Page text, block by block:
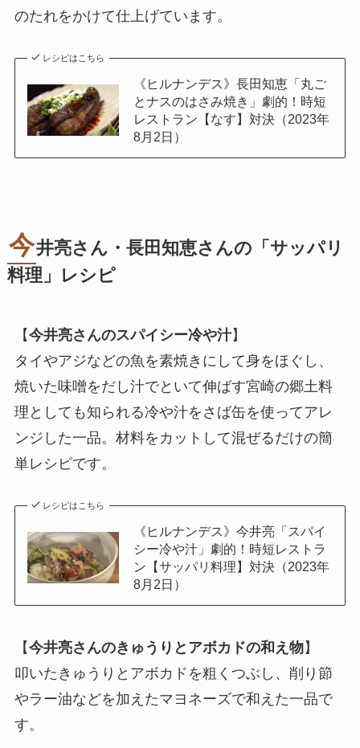
のたれをかけて仕上げています。
レシピはこちら
《ヒルナンデス》長田知恵「丸ご
とナスのはさみ焼き」劇的！時短
レストラン【なす】対決（2023年
8月2日）
今井亮さん・長田知恵さんの「サッパリ
料理」レシピ
【今井亮さんのスパイシー冷や汁】
タイやアジなどの魚を素焼きにして身をほぐし、
焼いた味噌をだし汁でといて伸ばす宮崎の郷土料
理としても知られる冷や汁をさば缶を使ってアレ
ンジした一品。材料をカットして混ぜるだけの簡
単レシピです。
レシピはこちら
《ヒルナンデス》今井亮「スパイ
シー冷や汁」劇的！時短レストラ
ン【サッパリ料理】対決（2023年
8月2日）
【今井亮さんのきゅうりとアボカドの和え物】
叩いたきゅうりとアボカドを粗くつぶし、削り節
やラー油などを加えたマヨネーズで和えた一品で
す。